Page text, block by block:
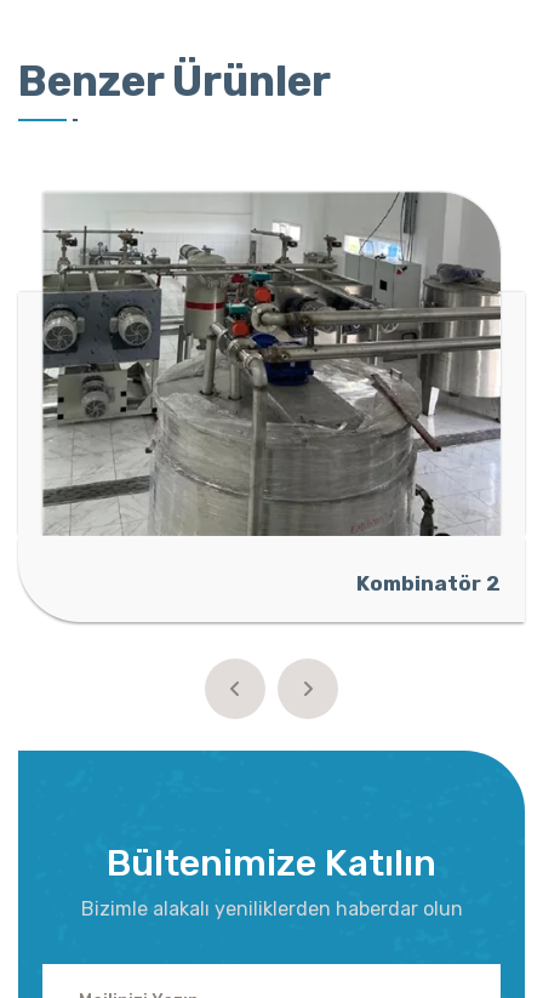
Benzer Ürünler
Bültenimize Katılın
Bizimle alakalı yeniliklerden haberdar olun